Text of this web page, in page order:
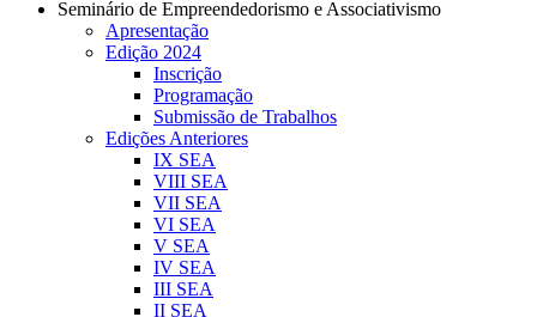
Seminário de Empreendedorismo e Associativismo
Apresentação
Edição 2024
Inscrição
Programação
Submissão de Trabalhos
Edições Anteriores
IX SEA
VIII SEA
VII SEA
VI SEA
V SEA
IV SEA
III SEA
II SEA